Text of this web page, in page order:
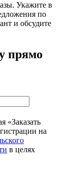
Укажите в
по
и обсудите
прямо
«Заказать
на
в целях